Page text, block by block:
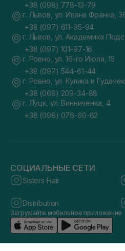
+38 (098) 778-13-79
г. Львов, ул. Ивана Франка,
+38 (097) 611-95-94
г. Львов, ул. Академика
+38 (097) 101-97-16
г. Ровно, ул. 16-го Июля, 15
+38 (097) 544-61-44
г. Ровно, ул. Кулика и
+38 (068) 209-34-88
г. Луцк, ул. Винниченка, 4
+38 (098) 076-60-62
СОЦИАЛЬНЫЕ СЕТИ
Sisters Hair
Distribution
Загружайте мобильное приложение